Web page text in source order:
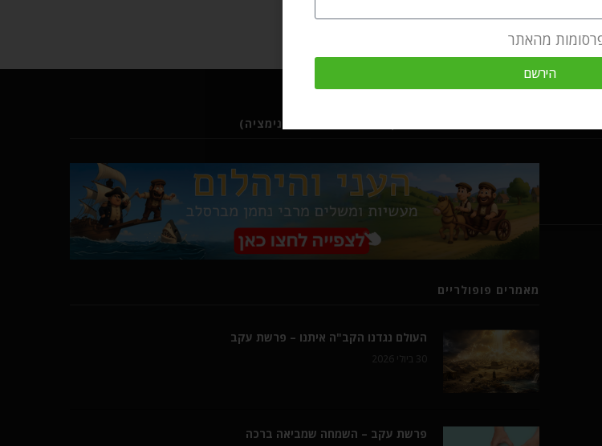
מעשיות ומשלים מרבי נחמן מברסלב (סרטוני אנימציה)
מאמרים פופולריים
העולם נגדנו הקב"ה איתנו – פרשת עקב
פרשת עקב – השמחה שמביאה ברכה
מהאתר
הירשם